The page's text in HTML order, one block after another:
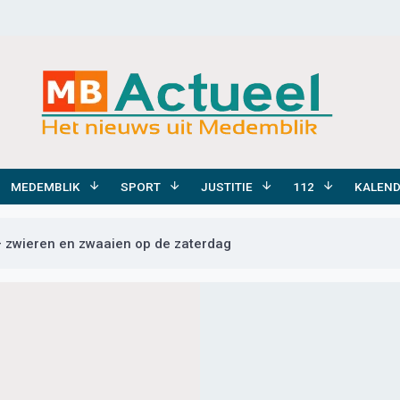
MEDEMBLIK SPORT JUSTITIE 112
en zwaaien op de zaterdag